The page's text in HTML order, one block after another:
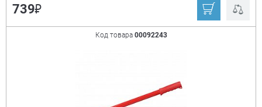
739₽
Код товара 00092243